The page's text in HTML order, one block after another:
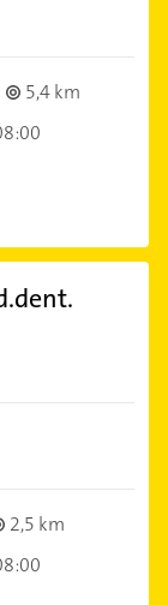
5,4 km
2,5 km